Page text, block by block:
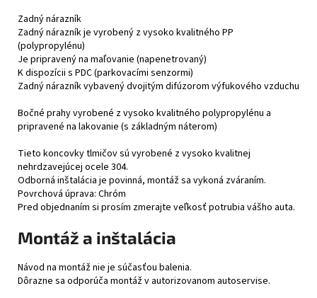
Zadný nárazník
Zadný nárazník je vyrobený z vysoko kvalitného PP
(polypropylénu)
Je pripravený na maľovanie (napenetrovaný)
K dispozícii s PDC (parkovacími senzormi)
Zadný nárazník vybavený dvojitým difúzorom výfukového vzduchu
Bočné prahy vyrobené z vysoko kvalitného polypropylénu a
pripravené na lakovanie (s základným náterom)
Tieto koncovky tlmičov sú vyrobené z vysoko kvalitnej
nehrdzavejúcej ocele 304.
Odborná inštalácia je povinná, montáž sa vykoná zváraním.
Povrchová úprava: Chróm
Pred objednaním si prosím zmerajte veľkosť potrubia vášho auta.
Montáž a inštalácia
Návod na montáž nie je súčasťou balenia.
Dôrazne sa odporúča montáž v autorizovanom autoservise.